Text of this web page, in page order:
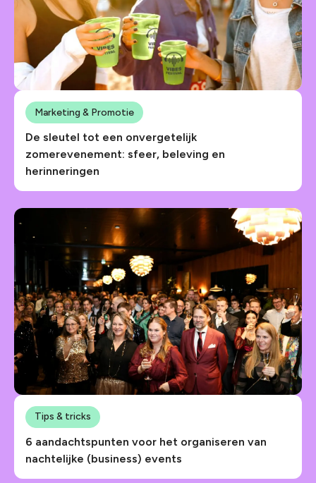
De sleutel tot een onvergetelijk
zomerevenement: sfeer, beleving en
herinneringen
Marketing & Promotie
6 aandachtspunten voor het organiseren van
nachtelijke (business) events
Tips & tricks